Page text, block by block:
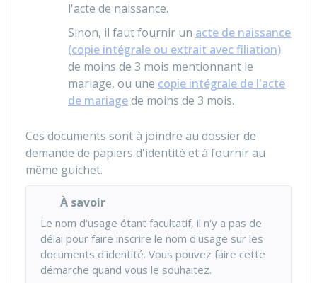
l'acte de naissance.
Sinon, il faut fournir un acte de naissance
(copie intégrale ou extrait avec filiation)
de moins de 3 mois mentionnant le
mariage, ou une copie intégrale de l'acte
de mariagede moins de 3 mois.
Ces documents sont à joindre au dossier de
demande de papiers d'identité et à fournir au
même guichet.
À savoir
Le nom d'usage étant facultatif, il n'y a pas de
délai pour faire inscrire le nom d'usage sur les
documents d'identité. Vous pouvez faire cette
démarche quand vous le souhaitez.